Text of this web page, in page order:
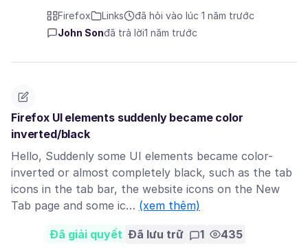
Firefox Links
đã hỏi vào lúc 1 năm trước
John Sonđã trả lời1 năm trước
Firefox UI elements suddenly became color
inverted/black
Hello, Suddenly some UI elements became color-
inverted or almost completely black, such as the tab
icons in the tab bar, the website icons on the New
Tab page and some ic… (xem thêm)
Đã giải quyết Đã lưu trữ 1 435